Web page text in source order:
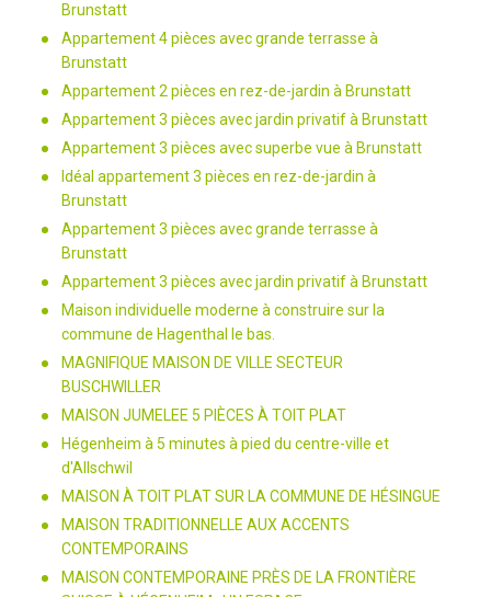
Brunstatt
Appartement 4 pièces avec grande terrasse à
Brunstatt
Appartement 2 pièces en rez-de-jardin à Brunstatt
Appartement 3 pièces avec jardin privatif à Brunstatt
Appartement 3 pièces avec superbe vue à Brunstatt
Idéal appartement 3 pièces en rez-de-jardin à
Brunstatt
Appartement 3 pièces avec grande terrasse à
Brunstatt
Appartement 3 pièces avec jardin privatif à Brunstatt
Maison individuelle moderne à construire sur la
commune de Hagenthal le bas.
MAGNIFIQUE MAISON DE VILLE SECTEUR
BUSCHWILLER
MAISON JUMELEE 5 PIÈCES À TOIT PLAT
Hégenheim à 5 minutes à pied du centre-ville et
d'Allschwil
MAISON À TOIT PLAT SUR LA COMMUNE DE HÉSINGUE
MAISON TRADITIONNELLE AUX ACCENTS
CONTEMPORAINS
MAISON CONTEMPORAINE PRÈS DE LA FRONTIÈRE